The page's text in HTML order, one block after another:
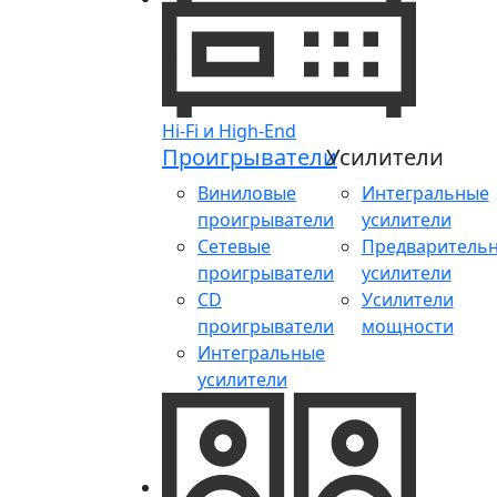
Hi-Fi и High-End
Проигрыватели
Виниловые
проигрыватели
Сетевые
проигрыватели
CD
проигрыватели
Интегральные
усилители
Усилители
Интегральные
усилители
усилители
Усилители
мощности